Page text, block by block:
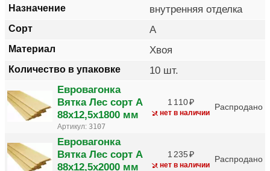
Назначение внутренняя отделка
Сорт A
Материал Хвоя
Количество в упаковке 10 шт.
Евровагонка
Вятка Лес сорт A
88х12,5х1800 мм
Артикул: 3107
1 110
нет в наличии
Распродано
Евровагонка
Вятка Лес сорт A
88х12,5х2000 мм
1 235
нет в наличии
Распродано